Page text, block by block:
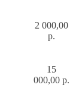
2 000,00
р.
15
000,00 р.